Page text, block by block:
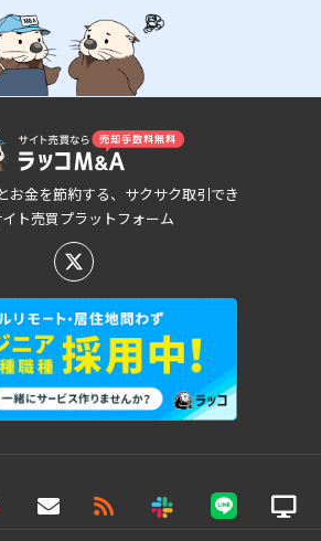
お金を節約する、サクサク取引でき
ト売買プラットフォーム